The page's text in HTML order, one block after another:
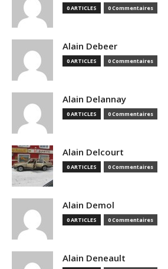
0 ARTICLES 0 Commentaires
Alain Debeer
0 ARTICLES 0 Commentaires
Alain Delannay
0 ARTICLES 0 Commentaires
Alain Delcourt
0 ARTICLES 0 Commentaires
Alain Demol
0 ARTICLES 0 Commentaires
Alain Deneault